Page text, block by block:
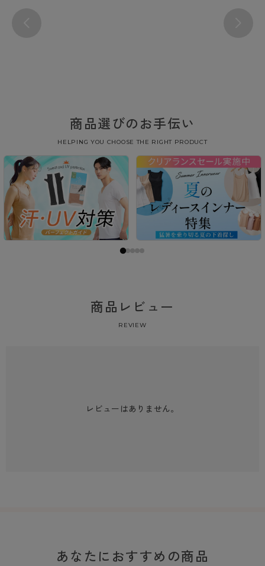
商品選びのお手伝い
HELPING YOU CHOOSE THE RIGHT PRODUCT
商品レビュー
REVIEW
レビューはありません。
あなたにおすすめの商品